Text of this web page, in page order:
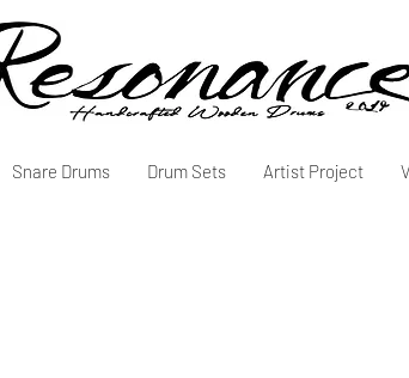
Snare Drums Drum Sets Artist Project